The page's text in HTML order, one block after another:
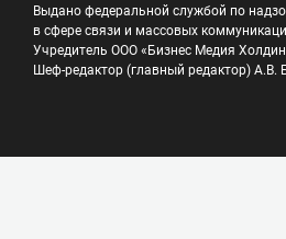
Выдано федеральной службой по
в сфере связи и массовых
Учредитель ООО «Бизнес Медия
Шеф-редактор (главный редактор) А.В.